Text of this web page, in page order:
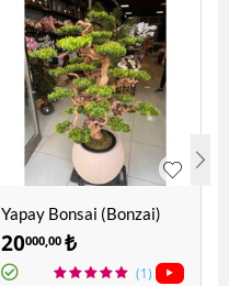
Yapay Bonsai (Bonzai)
Ağacı 1.60 Mt
20000,00 ₺
(1)